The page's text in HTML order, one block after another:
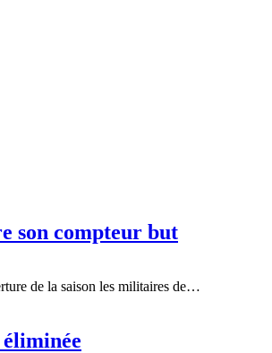
son compteur but
de la saison les militaires de…